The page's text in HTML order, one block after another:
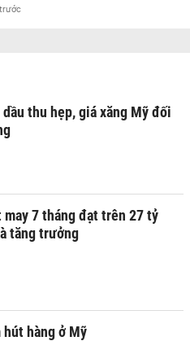
thu hẹp, giá xăng Mỹ đối
may 7 tháng đạt trên 27 tỷ
tăng trưởng
hút hàng ở Mỹ